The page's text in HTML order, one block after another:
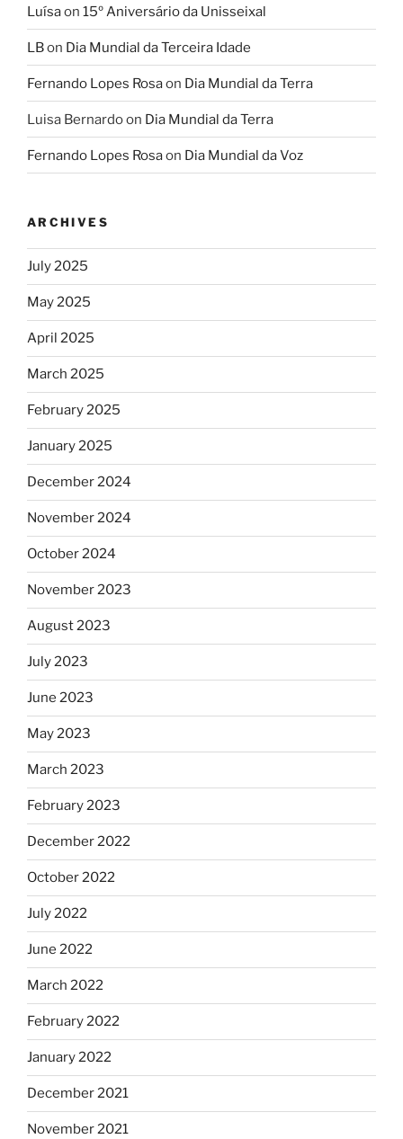
Luísaon 15º Aniversário da Unisseixal
LBon Dia Mundial da Terceira Idade
Fernando Lopes Rosaon Dia Mundial da Terra
Luisa Bernardoon Dia Mundial da Terra
Fernando Lopes Rosaon Dia Mundial da Voz
ARCHIVES
July 2025
May 2025
April 2025
March 2025
February 2025
January 2025
December 2024
November 2024
October 2024
November 2023
August 2023
July 2023
June 2023
May 2023
March 2023
February 2023
December 2022
October 2022
July 2022
June 2022
March 2022
February 2022
January 2022
December 2021
November 2021